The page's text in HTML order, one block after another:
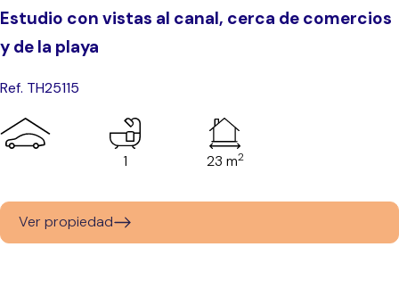
Estudio con vistas al canal, cerca de comercios
y de la playa
Ref. TH25115
1 23 m2
Ver propiedad